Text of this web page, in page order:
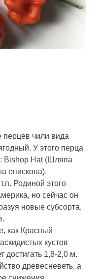
перцев чили вида
У этого перца
Bishop Hat (Шляпа
епископа),
Родиной этого
но сейчас он
новые субсорта,
как Красный
кустов
достигать 1,8-2,0 м.
древесневеть, а